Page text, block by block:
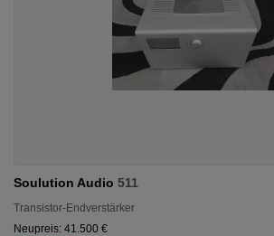
Soulution Audio 511
Transistor-Endverstärker
Neupreis: 41.500 €